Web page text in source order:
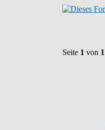
Seite 1 von 1